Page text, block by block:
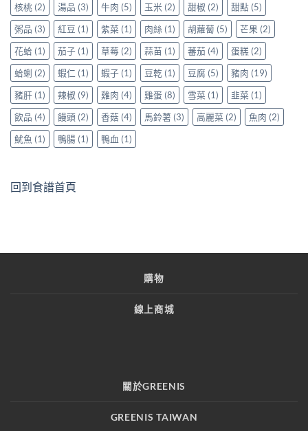
核桃 (2) 湯品 (3) 牛肉 (5) 玉米 (2) 甜椒 (2) 甜點 (5)
粥品 (3) 紅豆 (1) 紫菜 (1) 肉絲 (1) 胡蘿蔔 (5) 芒果 (2)
花蛤 (1) 茄子 (1) 草莓 (2) 蒜苗 (1) 蕃茄 (4) 蛋糕 (2)
蛤蜊 (2) 蝦仁 (1) 蝦子 (1) 豆乾 (1) 豆腐 (5) 豬肉 (19)
豬肝 (1) 辣椒 (9) 雞肉 (4) 雞蛋 (8) 雪菜 (1) 韭菜 (1)
飲品 (4) 饅頭 (2) 香菇 (4) 馬鈴薯 (3) 高麗菜 (2) 魚肉 (2)
魷魚 (1) 鴨腸 (1) 鴨血 (1)
回到食譜首頁
購物
線上商城
關於GREENIS
GREENIS TAIWAN